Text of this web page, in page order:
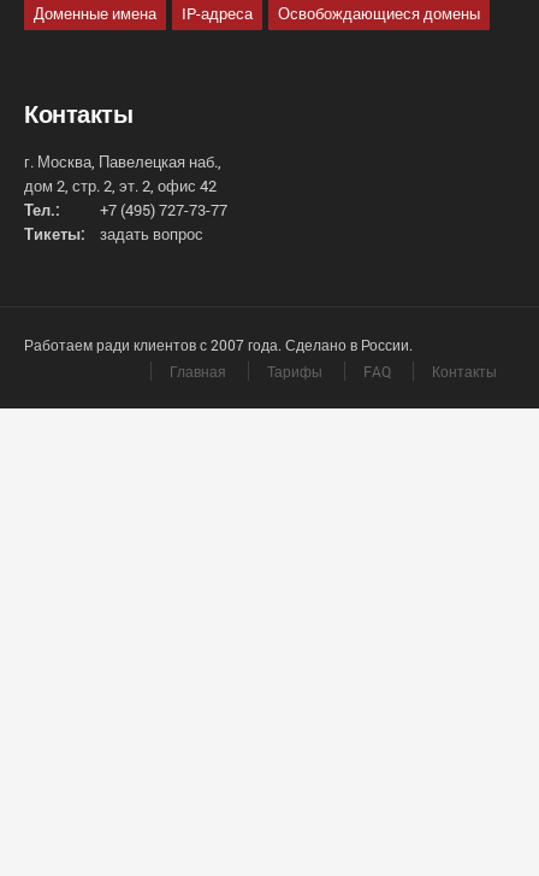
Доменные имена IP-адреса Освобождающиеся домены
Контакты
г. Москва, Павелецкая наб.,
дом 2, стр. 2, эт. 2, офис 42
Тел.:
+7 (495) 727-73-77
Тикеты:
задать вопрос
Работаем ради клиентов с 2007 года. Сделано в России.
Главная
Тарифы FAQ Контакты